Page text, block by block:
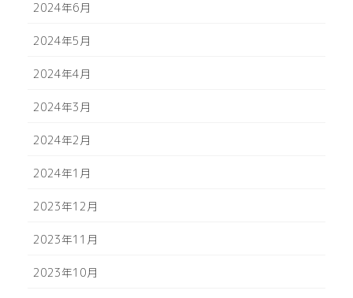
2024年6月
2024年5月
2024年4月
2024年3月
2024年2月
2024年1月
2023年12月
2023年11月
2023年10月